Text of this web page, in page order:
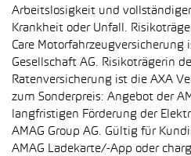
Arbeitslosigkeit und
Krankheit oder Unfall.
Care Motorfahrzeugversicherung
Gesellschaft AG. Risikoträgerin
Ratenversicherung ist die AXA
zum Sonderpreis: Angebot der
langfristigen Förderung der
AMAG Group AG. Gültig für
AMAG Ladekarte/-App oder